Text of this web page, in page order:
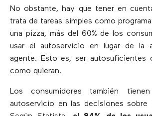
No obstante, hay que tener en
trata de tareas simples como
una pizza, más del 60% de los
usar el autoservicio en lugar de la
agente. Esto es, ser autosuficientes
como quieran.
Los consumidores también
autoservicio en las decisiones sobre